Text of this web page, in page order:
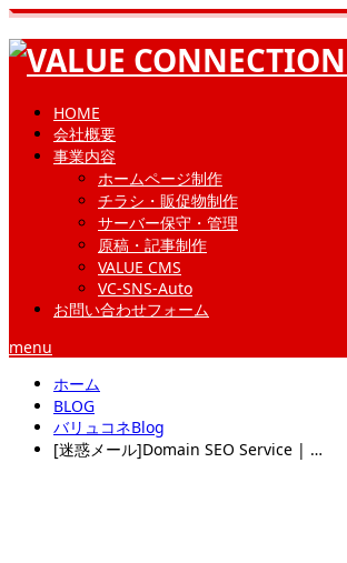
HOME
会社概要
事業内容
ホームページ制作
チラシ・販促物制作
サーバー保守・管理
原稿・記事制作
VALUE CMS
VC-SNS-Auto
お問い合わせフォーム
menu
ホーム
BLOG
バリュコネBlog
[迷惑メール]Domain SEO Service | …